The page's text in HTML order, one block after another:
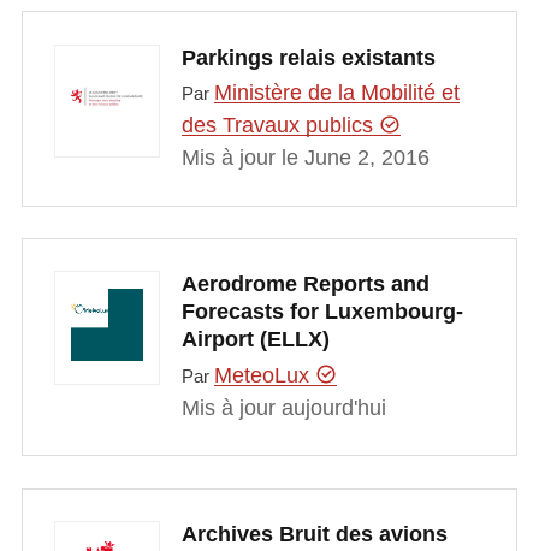
Parkings relais existants
Par Ministère de la Mobilité et
des Travaux publics
Mis à jour le June 2, 2016
Aerodrome Reports and
Forecasts for Luxembourg-
Airport (ELLX)
Par MeteoLux
Mis à jour aujourd'hui
Archives Bruit des avions